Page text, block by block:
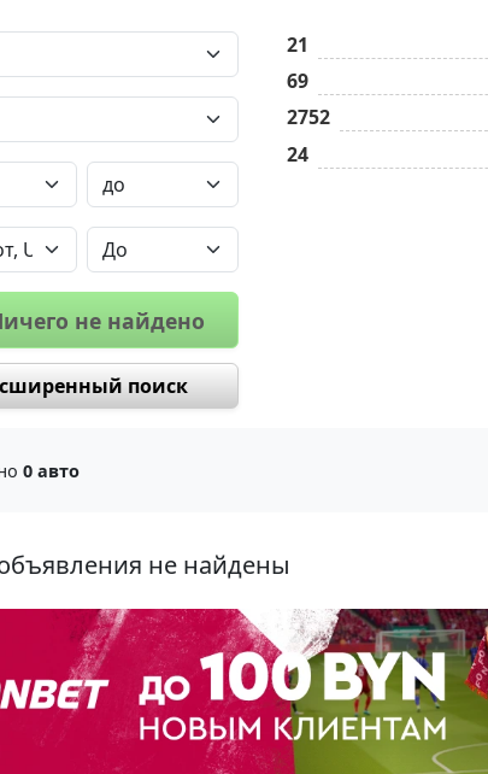
не найдено
поиск
21
69
2752
24
0 авто
не найдены